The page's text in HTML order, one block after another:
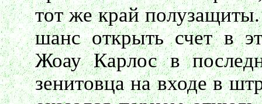
тот же край
шанс открыть счет в
Жоау Карлос в
зенитовца на входе в